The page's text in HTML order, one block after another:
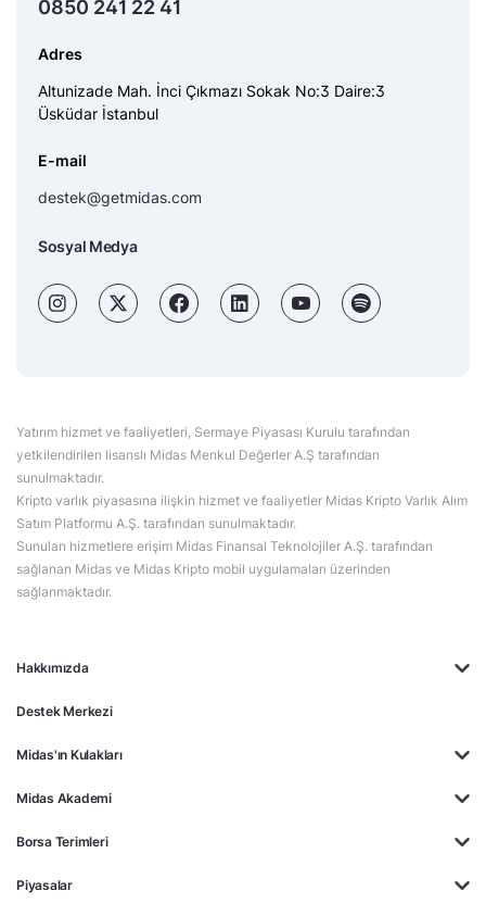
Hakkımızda
Destek Merkezi
Midas'ın Kulakları
Midas Akademi
Borsa Terimleri
Piyasalar
0850 241 22 41
Adres
Altunizade Mah. İnci Çıkmazı Sokak No:3 Daire:3
Üsküdar İstanbul
E-mail
destek@getmidas.com
Sosyal Medya
Yatırım hizmet ve faaliyetleri, Sermaye Piyasası Kurulu tarafından
yetkilendirilen lisanslı Midas Menkul Değerler A.Ş tarafından
sunulmaktadır.
Kripto varlık piyasasına ilişkin hizmet ve faaliyetler Midas Kripto Varlık Alım
Satım Platformu A.Ş. tarafından sunulmaktadır.
Sunulan hizmetlere erişim Midas Finansal Teknolojiler A.Ş. tarafından
sağlanan Midas ve Midas Kripto mobil uygulamaları üzerinden
sağlanmaktadır.